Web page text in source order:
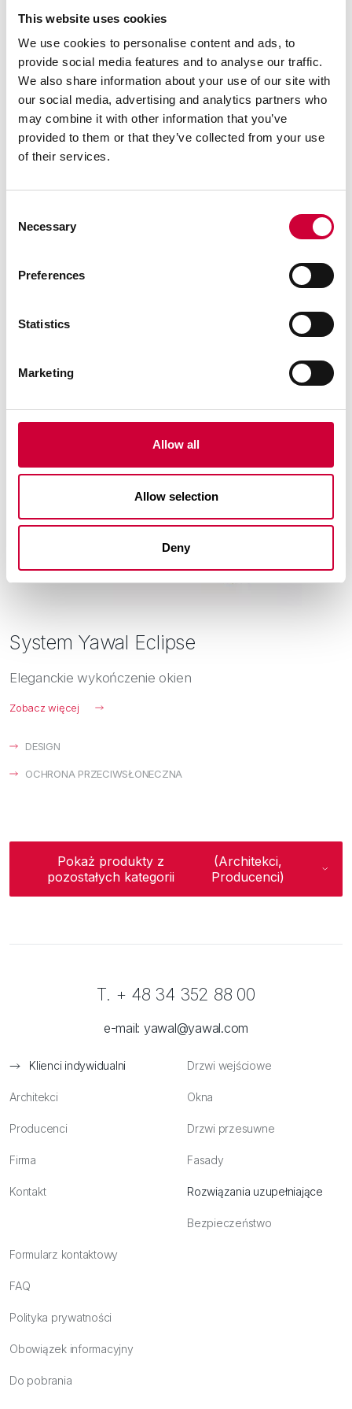
This website uses cookies
We use cookies to personalise content and ads, to
provide social media features and to analyse our traffic.
We also share information about your use of our site with
our social media, advertising and analytics partners who
may combine it with other information that you’ve
provided to them or that they’ve collected from your use
of their services.
Selection
Necessary
Preferences
Statistics
Marketing
Allow all
Allow selection
Deny
System Yawal Portfenetr PF 40
Elegancja i bezpieczeństwo
System Yawal Eclipse
Eleganckie wykończenie okien
Zobacz więcej
DESIGN
OCHRONA PRZECIWSŁONECZNA
Pokaż produkty z
pozostałych kategorii
(Architekci,
Producenci)
Klienci indywidualni
Architekci
Producenci
Firma
Kontakt
Drzwi wejściowe
Okna
Drzwi przesuwne
Fasady
Rozwiązania uzupełniające
Bezpieczeństwo
Formularz kontaktowy
FAQ
Polityka prywatności
Obowiązek informacyjny
Do pobrania
T. + 48 34 352 88 00
e-mail: yawal@yawal.com